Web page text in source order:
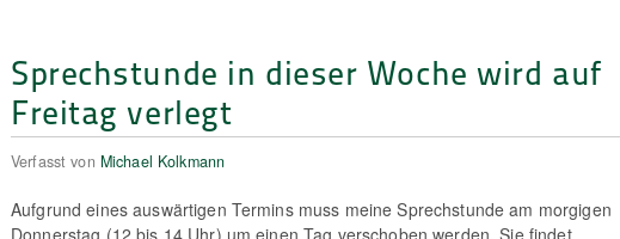
Sprechstunde in dieser Woche wird auf
Freitag verlegt
Verfasst von Michael Kolkmann
Aufgrund eines auswärtigen Termins muss meine Sprechstunde am morgigen
Donnerstag (12 bis 14 Uhr) um einen Tag verschoben werden. Sie findet